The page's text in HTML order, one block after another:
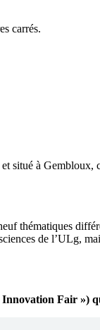
situé à
thématiques
de l’ULg,
Fair »)